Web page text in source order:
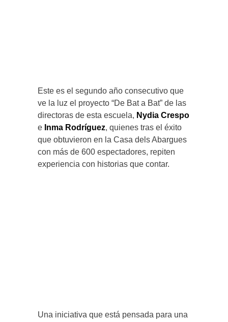
Este es el segundo año consecutivo que
ve la luz el proyecto “De Bat a Bat” de las
directoras de esta escuela, Nydia Crespo
e Inma Rodríguez, quienes tras el éxito
que obtuvieron en la Casa dels Abargues
con más de 600 espectadores, repiten
experiencia con historias que contar.
Una iniciativa que está pensada para una